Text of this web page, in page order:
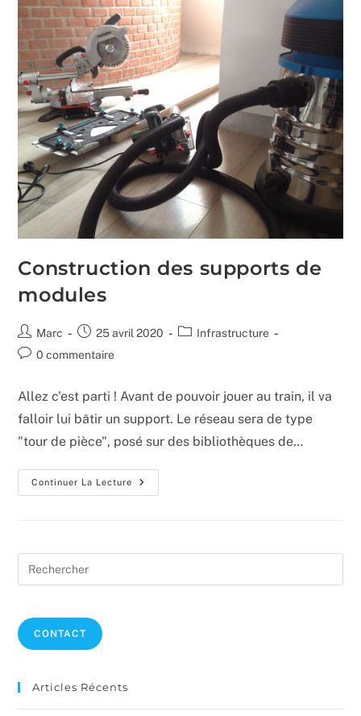
Construction des supports de
modules
Auteur/autrice
de
Marc
Publication
publiée :
25 avril 2020
PostInfrastructure
Commentaires
publication :
0 commentaire
Allez c'est parti ! Avant de pouvoir jouer au train, il va
falloir lui bâtir un support. Le réseau sera de type
"tour de pièce", posé sur des bibliothèques de…
Continuer La Lecture
Construction
Des
CONTACT
Articles Récents